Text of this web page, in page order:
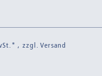
, zzgl.Versand